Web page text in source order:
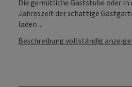
Die gemütliche Gaststube oder in
Jahreszeit der schattige
laden ...
Beschreibung vollständig